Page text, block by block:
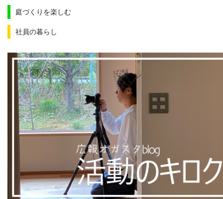
庭づくりを楽しむ
社員の暮らし